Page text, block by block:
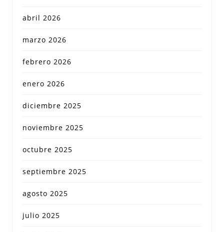
abril 2026
marzo 2026
febrero 2026
enero 2026
diciembre 2025
noviembre 2025
octubre 2025
septiembre 2025
agosto 2025
julio 2025